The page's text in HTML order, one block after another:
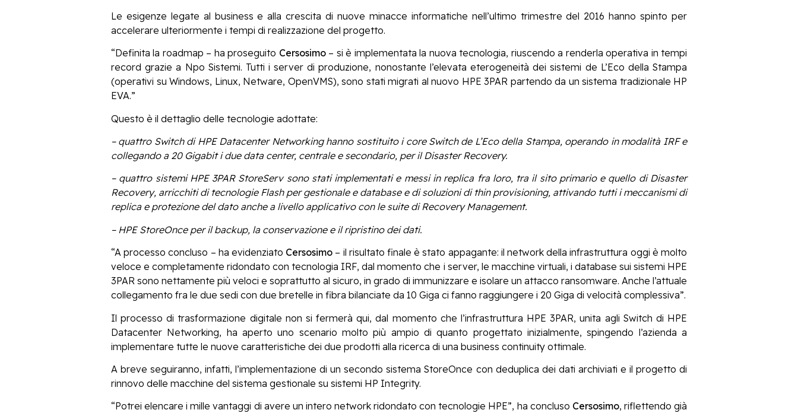
Le esigenze legate al business e alla crescita di nuove minacce informatiche nell’ultimo trimestre del 2016 hanno spinto per
accelerare ulteriormente i tempi di realizzazione del progetto.
“Definita la roadmap – ha proseguito Cersosimo– si è implementata la nuova tecnologia, riuscendo a renderla operativa in tempi
record grazie a Npo Sistemi. Tutti i server di produzione, nonostante l’elevata eterogeneità dei sistemi de L’Eco della Stampa
(operativi su Windows, Linux, Netware, OpenVMS), sono stati migrati al nuovo HPE 3PAR partendo da un sistema tradizionale HP
EVA.”
Questo è il dettaglio delle tecnologie adottate:
– quattro Switch di HPE Datacenter Networking hanno sostituito i core Switch de L’Eco della Stampa, operando in modalità IRF e
collegando a 20 Gigabit i due data center, centrale e secondario, per il Disaster Recovery.
– quattro sistemi HPE 3PAR StoreServ sono stati implementati e messi in replica fra loro, tra il sito primario e quello di Disaster
Recovery, arricchiti di tecnologie Flash per gestionale e database e di soluzioni di thin provisioning, attivando tutti i meccanismi di
replica e protezione del dato anche a livello applicativo con le suite di Recovery Management.
– HPE StoreOnce per il backup, la conservazione e il ripristino dei dati.
“A processo concluso – ha evidenziato Cersosimo – il risultato finale è stato appagante: il network della infrastruttura oggi è molto
veloce e completamente ridondato con tecnologia IRF, dal momento che i server, le macchine virtuali, i database sui sistemi HPE
3PAR sono nettamente più veloci e soprattutto al sicuro, in grado di immunizzare e isolare un attacco ransomware. Anche l’attuale
collegamento fra le due sedi con due bretelle in fibra bilanciate da 10 Giga ci fanno raggiungere i 20 Giga di velocità complessiva”.
Il processo di trasformazione digitale non si fermerà qui, dal momento che l’infrastruttura HPE 3PAR, unita agli Switch di HPE
Datacenter Networking, ha aperto uno scenario molto più ampio di quanto progettato inizialmente, spingendo l’azienda a
implementare tutte le nuove caratteristiche dei due prodotti alla ricerca di una business continuity ottimale.
A breve seguiranno, infatti, l’implementazione di un secondo sistema StoreOnce con deduplica dei dati archiviati e il progetto di
rinnovo delle macchine del sistema gestionale su sistemi HP Integrity.
“Potrei elencare i mille vantaggi di avere un intero network ridondato con tecnologie HPE”, ha concluso Cersosimo, riflettendo già